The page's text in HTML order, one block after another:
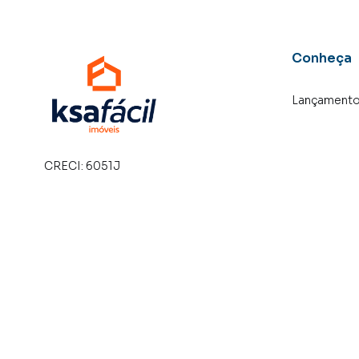
IMOVEIS você consegue comprar ou alugar
cidade e com a praticidade de fazer tudo
criamos soluções inovadoras para simplificar
com o mercado imobiliário.
imóveis em diversas cidades do Brasil,
Na KSA FACIL IMOVEIS você consegue
imobiliárias tradicionais. Já vendemos e
em Monte Castelo. Isso porque temos uma
CRECI: 6051J
Conheça